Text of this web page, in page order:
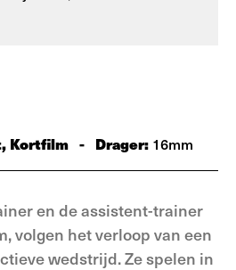
Kortfilm - Drager: 16mm
en de assistent-trainer
volgen het verloop van een
wedstrijd. Ze spelen in